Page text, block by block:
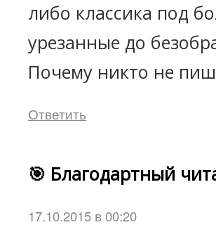
либо классика под
урезанные до
Почему никто не
Ответить
🎯 Благодартный
17.10.2015 в 00:20